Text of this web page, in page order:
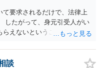
要求されるだけで、法律上
したがって、身元引受人がい
らえないということはありま
に署名・押印をさせ、被疑
が果たされ得ると考える形に
談